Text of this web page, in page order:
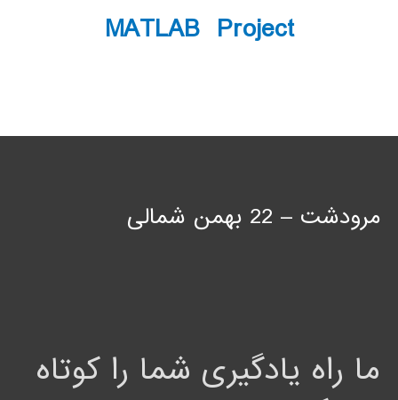
MATLAB Project
مرودشت – 22 بهمن شمالی
ما راه یادگیری شما را کوتاه